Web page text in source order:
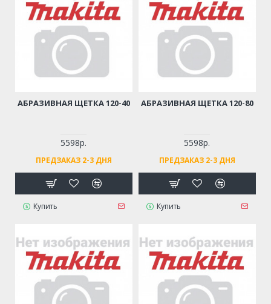
АБРАЗИВНАЯ ЩЕТКА 120-40
5598р.
ПРЕДЗАКАЗ 2-3 ДНЯ
Купить
АБРАЗИВНАЯ ЩЕТКА 120-80
5598р.
ПРЕДЗАКАЗ 2-3 ДНЯ
Купить